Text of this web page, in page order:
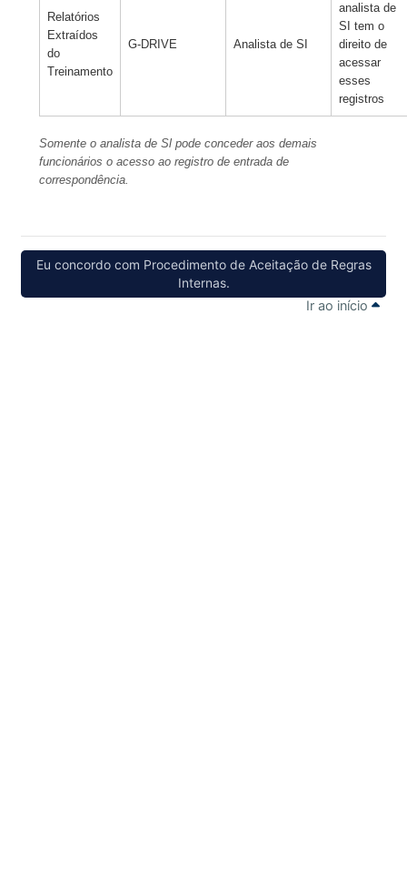
Relatórios
Extraídos
do
Treinamento
G-DRIVE Analista de SI
analista de
SI tem o
direito de
acessar
esses
registros
Somente o analista de Sl pode conceder aos demais
funcionários o acesso ao registro de entrada de
correspondência.
Eu concordo com Procedimento de Aceitação de Regras
Internas.
Ir ao início